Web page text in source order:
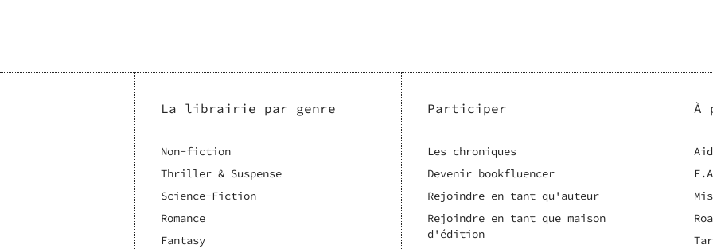
La librairie par genre
Non-fiction
Thriller & Suspense
Science-Fiction
Romance
Fantasy
Participer
Les chroniques
Devenir bookfluencer
Rejoindre en tant qu'auteur
Rejoindre en tant que maison
d'édition
À